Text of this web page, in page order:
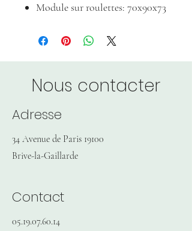
Module sur roulettes: 70x90x73
Nous contacter
Adresse
34 Avenue de Paris 19100
Brive-la-Gaillarde
Contact
05.19.07.60.14